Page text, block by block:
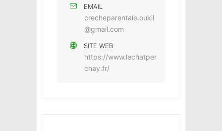
EMAIL
crecheparentale.oukil
@gmail.com
SITE WEB
https://www.lechatper
chay.fr/